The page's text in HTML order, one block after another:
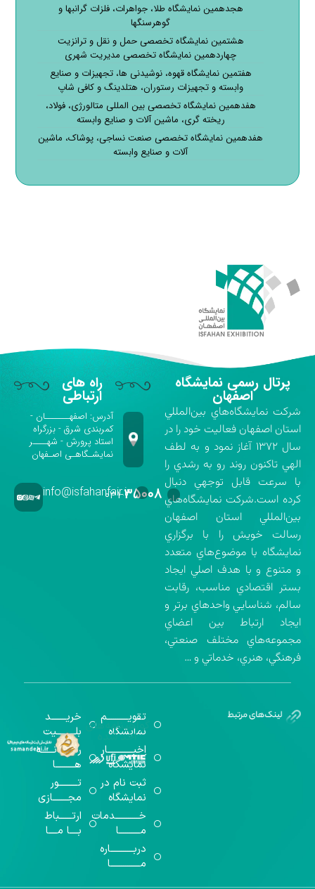
هجدهمین نمایشگاه طلا، جواهرات، فلزات گرانبها و
گوهرسنگها
هشتمین نمایشگاه تخصصی حمل و نقل و ترانزیت
چهاردهمین نمایشگاه تخصصی مدیریت شهری
هفتمین نمایشگاه قهوه، نوشیدنی ها، تجهیزات و صنایع
وابسته و تجهیزات رستوران، هتلدینگ و کافی شاپ
هفدهمین نمایشگاه تخصصی بین المللی متالورژی، فولاد،
ریخته گری، ماشین آلات و صنایع وابسته
هفدهمین نمایشگاه تخصصی صنعت نساجی، پوشاک، ماشین
آلات و صنایع وابسته
پرتال رسمی نمایشگاه
اصفهان
شركت نمايشگاه‌هاي بين‌المللي
استان اصفهان فعاليت خود را در
سال ۱۳۷۲ آغاز نمود و به لطف
الهي تاكنون روند رو به رشدي را
با سرعت قابل توجهي دنبال
كرده است.شركت نمايشگاه‌هاي
بين‌المللي استان اصفهان
رسالت خويش را با برگزاري
نمايشگاه با موضوع‌هاي متعدد
و متنوع و با هدف اصلي ايجاد
بستر اقتصادي مناسب، رقابت
سالم، شناسايي واحدهاي برتر و
ايجاد ارتباط بين اعضاي
مجموعه‌هاي مختلف صنعتي،
فرهنگي، هنري، خدماتي و …
راه های
ارتباطی
آدرس: اصفهـــــــان -
کمربندی شرق - بزرگراه
استاد پرورش - شهــــر
نمایشـگاهـی اصـفهان
۰۳۱-۳۵۰۰۸info@isfahanfair.ir
تقویــــــــــم
نمایشگاه
اخبــــــــــــار
نمایشگاه
ثبت نام در
نمایشگاه
خـــــــــــدمات
مــــــــــا
دربـــــــــــاره
مــــــــــــــا
خریـــــــد
بلـــــــــیت
رســـــانــــــه
هـــــــــا
تـــــــــور
مجـــــــازی
ارتــــــباط
بــــا مــــا
گواهینامه‌های
اخذ شده